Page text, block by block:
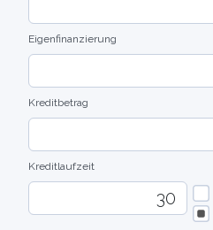
Eigenfinanzierung
Kreditbetrag
Kreditlaufzeit